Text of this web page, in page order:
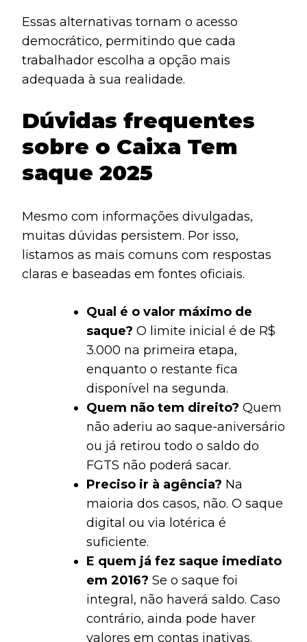
Essas alternativas tornam o acesso
democrático, permitindo que cada
trabalhador escolha a opção mais
adequada à sua realidade.
Dúvidas frequentes
sobre o Caixa Tem
saque 2025
Mesmo com informações divulgadas,
muitas dúvidas persistem. Por isso,
listamos as mais comuns com respostas
claras e baseadas em fontes oficiais.
Qual é o valor máximo de
saque? O limite inicial é de R$
3.000 na primeira etapa,
enquanto o restante fica
disponível na segunda.
Quem não tem direito? Quem
não aderiu ao saque-aniversário
ou já retirou todo o saldo do
FGTS não poderá sacar.
Preciso ir à agência? Na
maioria dos casos, não. O saque
digital ou via lotérica é
suficiente.
E quem já fez saque imediato
em 2016? Se o saque foi
integral, não haverá saldo. Caso
contrário, ainda pode haver
valores em contas inativas.